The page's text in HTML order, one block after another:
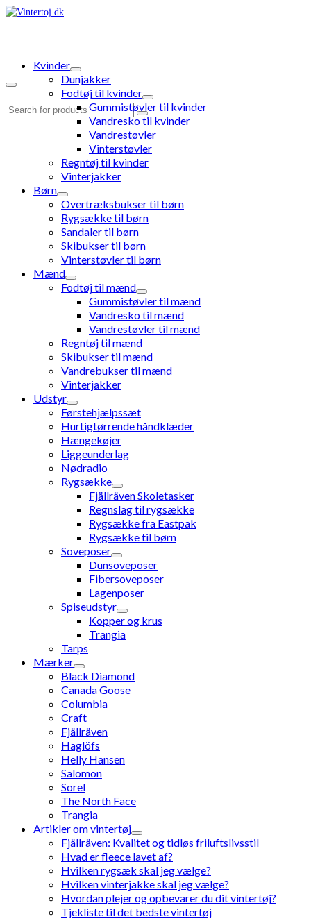
Search
Kvinder
Dunjakker
Fodtøj til kvinder
Gummistøvler til kvinder
Vandresko til kvinder
Vandrestøvler
Vinterstøvler
Regntøj til kvinder
Vinterjakker
Børn
Overtræksbukser til børn
Rygsække til børn
Sandaler til børn
Skibukser til børn
Vinterstøvler til børn
Mænd
Fodtøj til mænd
Gummistøvler til mænd
Vandresko til mænd
Vandrestøvler til mænd
Regntøj til mænd
Skibukser til mænd
Vandrebukser til mænd
Vinterjakker
Udstyr
Førstehjælpssæt
Hurtigtørrende håndklæder
Hængekøjer
Liggeunderlag
Nødradio
Rygsække
Fjällräven Skoletasker
Regnslag til rygsække
Rygsække fra Eastpak
Rygsække til børn
Soveposer
Dunsoveposer
Fibersoveposer
Lagenposer
Spiseudstyr
Kopper og krus
Trangia
Tarps
Mærker
Black Diamond
Canada Goose
Columbia
Craft
Fjällräven
Haglöfs
Helly Hansen
Salomon
Sorel
The North Face
Trangia
Artikler om vintertøj
Fjällräven: Kvalitet og tidløs friluftslivsstil
Hvad er fleece lavet af?
Hvilken rygsæk skal jeg vælge?
Hvilken vinterjakke skal jeg vælge?
Hvordan plejer og opbevarer du dit vintertøj?
Tjekliste til det bedste vintertøj